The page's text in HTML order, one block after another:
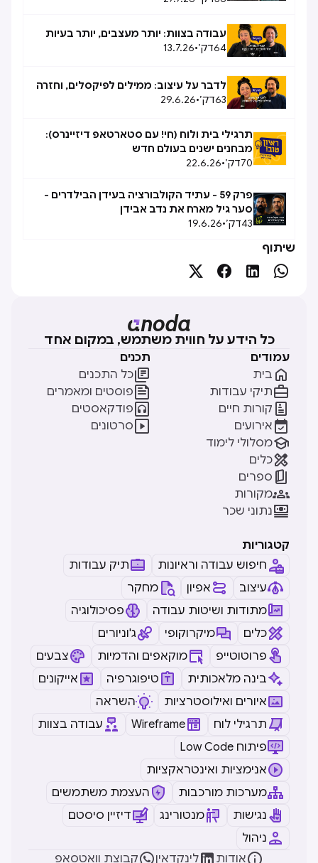
עבודה בצוות: יותר מעצבים, יותר בעיות
64דק׳•
13.7.26
לדבר על עיצוב: ממילים לפיקסלים, וחזרה
63דק׳•
29.6.26
תרגילי בית ולוח (חי! עם סטארטאפ דיזיינרס):
מבחנים ישנים בעולם חדש
70דק׳•
22.6.26
פרק 59 - עתיד הקולבורציה בעידן הבילדרים -
סער גיל מארח את נדב אבידן
43דק׳•
19.6.26
שיתוף




כל הידע על חווית משתמש, במקום אחד
עמודים
בית 
תיקי עבודות
קורות חיים 
אירועים 
מסלולי לימוד
כלים
ספרים 
מקורות
נתוני שכר
תכנים
כל התכנים
פוסטים ומאמרים
פודקאסטים
סרטונים
קטגוריות
חיפוש עבודה וראיונות
תיק עבודות
עיצוב
אפיון
מחקר
מתודות ושיטות עבודה
פסיכולוגיה
כלים
מיקרוקופי
ג'וניורים
פרוטוטייפ
מוקאפים והדמיות
צבעים
בינה מלאכותית
טיפוגרפיה
אייקונים
איורים ואילוסטרציות
השראה
תרגילי לוח
Wireframe
עבודה בצוות
Low Code פיתוח
אנימציות ואינטראקציות
מערכות מורכבות
העצמת משתמשים
נגישות
מנטורינג
דיזיין סיסטם
ניהול
אודות לינקדאין קבוצת וואטסאפ